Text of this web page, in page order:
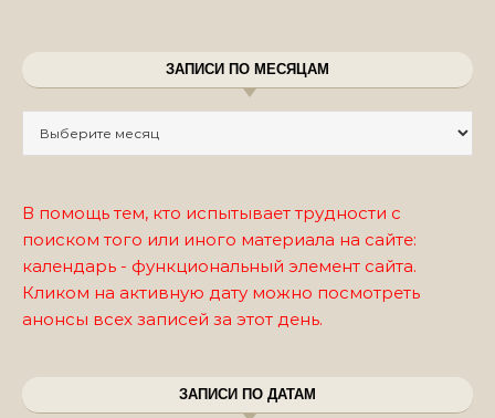
ЗАПИСИ ПО МЕСЯЦАМ
В помощь тем, кто испытывает трудности с
поиском того или иного материала на сайте:
календарь - функциональный элемент сайта.
Кликом на активную дату можно посмотреть
анонсы всех записей за этот день.
ЗАПИСИ ПО ДАТАМ